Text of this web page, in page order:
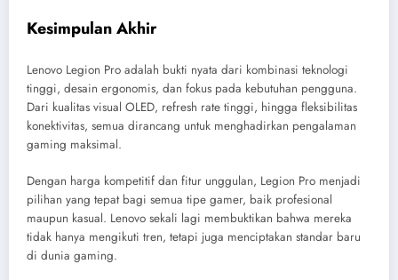
Kesimpulan Akhir
Lenovo Legion Pro adalah bukti nyata dari kombinasi teknologi
tinggi, desain ergonomis, dan fokus pada kebutuhan pengguna.
Dari kualitas visual OLED, refresh rate tinggi, hingga fleksibilitas
konektivitas, semua dirancang untuk menghadirkan pengalaman
gaming maksimal.
Dengan harga kompetitif dan fitur unggulan, Legion Pro menjadi
pilihan yang tepat bagi semua tipe gamer, baik profesional
maupun kasual. Lenovo sekali lagi membuktikan bahwa mereka
tidak hanya mengikuti tren, tetapi juga menciptakan standar baru
di dunia gaming.